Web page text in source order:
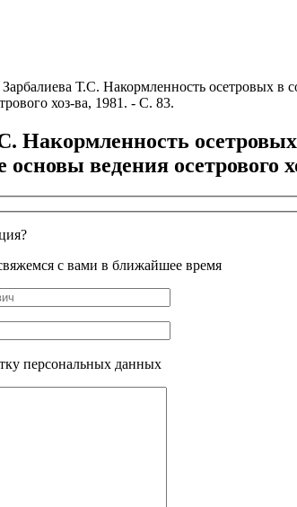
Зарбалиева Т.С. Накормленность осетровых в
хоз-ва, 1981. - С. 83.
Накормленность
ведения осетрового
с вами в ближайшее время
персональных данных